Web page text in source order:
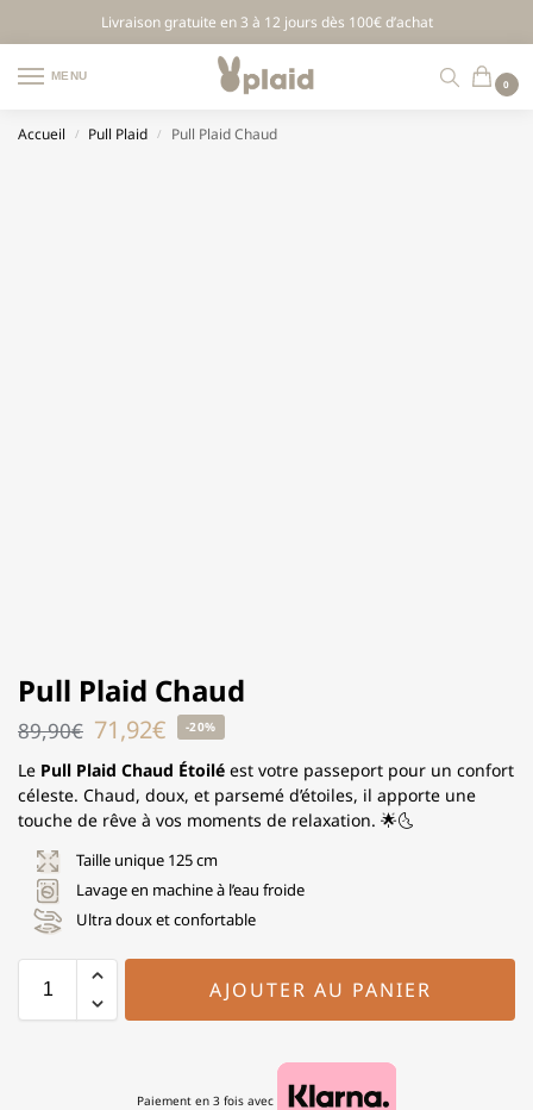
Livraison gratuite en 3 à 12 jours dès 100€ d’achat
MENU
0
Accueil / Pull Plaid / Pull Plaid Chaud
Pull Plaid Chaud
89,90€ 71,92€ -20%
Le Pull Plaid Chaud Étoilé est votre passeport pour un confort
céleste. Chaud, doux, et parsemé d’étoiles, il apporte une
touche de rêve à vos moments de relaxation. 🌟🌜
Taille unique 125 cm
Lavage en machine à l’eau froide
Ultra doux et confortable
AJOUTER AU PANIER
Paiement en 3 fois avec